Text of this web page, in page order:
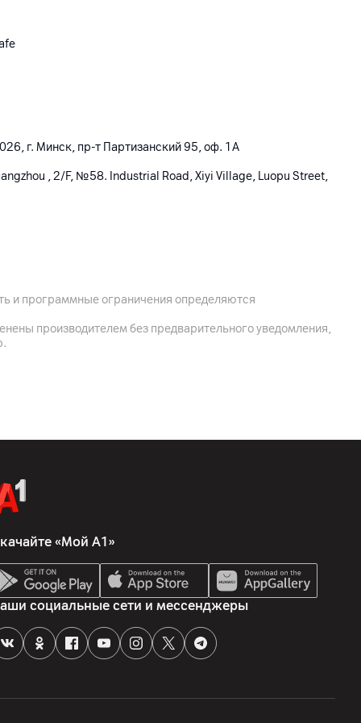
г. Минск, пр-т Партизанский 95, оф. 1А
, 2/F, №58. Industrial Road, Xiyi Village, Luopu Street,
и программные ограничения определяются
производителем без предварительного уведомления,
«Мой А1»
социальные сети и мессенджеры